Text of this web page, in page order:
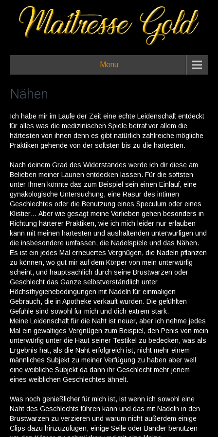
Menu
Nähen
Ich habe mir im Laufe der Zeit eine echte Leidenschaft entdeckt
für alles was die medizinischen Spiele betraf vor allem die
härtesten von ihnen denn es gibt natürlich zahlreiche mögliche
Praktiken gehende von der softsten bis zu die härtesten.
Nach deinem Grad des Widerstandes werde ich dir diese am
Belieben meiner Launen entdecken lassen. Für die softsten
unter Ihnen könnte das zum Beispiel sein einen Einlauf, eine
gynäkologische Untersuchung, eine Rasur des intimen
Geschlechtes oder die Benutzung eines Speculum oder eines
Klistier… Aber wie gesagt meine Vorlieben gehen besonders in
Richtung härterer Praktiken, wie ich mich leider nur erlauben
kann mit meinen härtesten und aushaltenden unterwürfigen und
die insbesondere umfassen, die Nadelspiele und das Nähen.
Es ist ein jedes Mal erneuertes Vergnügen, die Nadeln pflanzen
zu können, wo gut mir auf dem Körper von mein unterwürfig
scheint, und hauptsächlich durch seine Brustwarzen oder
Geschlecht das Ganze selbstverständlich unter
Höchsthygienebedingungen mit Nadeln für einmaligen
Gebrauch, die in Apotheke verkauft wurden. Die gefühlten
Gefühle sind sowohl für mich und dich extrem stark.
Meine Leidenschaft für die Naht ist neuer, aber ich nehme jedes
Mal ein gewaltiges Vergnügen zum Beispiel, den Penis von mein
unterwürfig unter die Haut seiner Testikel zu bedecken, was als
Ergebnis hat, als die Naht erfolgreich ist, nicht mehr einem
männliches Subjekt zu meiner Verfügung zu haben aber well
eine weibliche Subjekt da dann ihr Geschlecht mehr jenem
eines weiblichen Geschlechtes ähnelt.
Was noch genießlicher für mich ist, ist wenn ich sowohl eine
Naht des Geschlechts führen kann und das mit Nadeln in den
Brustwarzen zu verzieren und warum nicht außerdem einige
Clips dazu hinzuzufügen, einige Seile oder Bänder benutzen